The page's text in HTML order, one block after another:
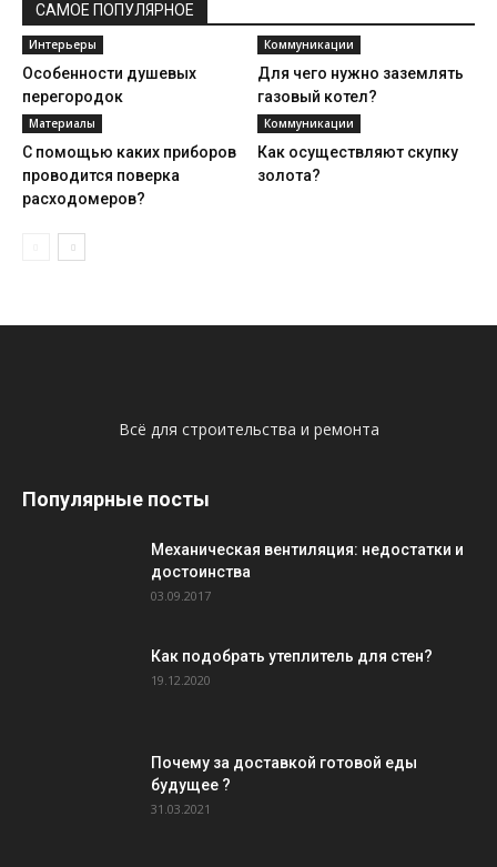
САМОЕ ПОПУЛЯРНОЕ
Интерьеры
Особенности душевых
перегородок
Коммуникации
Для чего нужно заземлять
газовый котел?
Материалы
С помощью каких приборов
проводится поверка
расходомеров?
Коммуникации
Как осуществляют скупку
золота?
Всё для строительства и ремонта
Популярные посты
Механическая вентиляция: недостатки и
достоинства
03.09.2017
Как подобрать утеплитель для стен?
19.12.2020
Почему за доставкой готовой еды
будущее ?
31.03.2021